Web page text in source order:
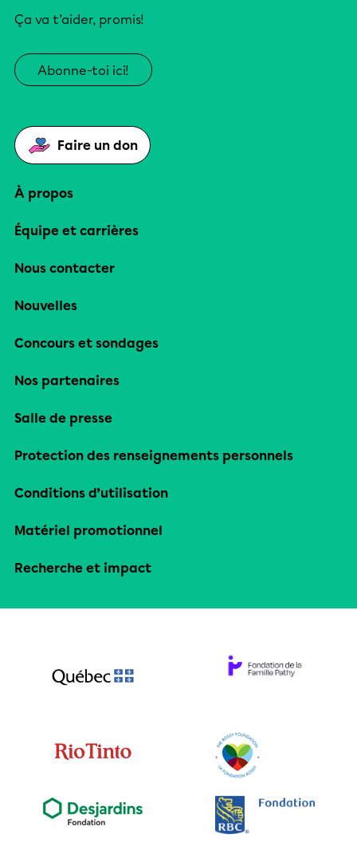
Ça va t’aider, promis!
Abonne-toi ici!
Faire un don
À propos
Équipe et carrières
Nous contacter
Nouvelles
Concours et sondages
Nos partenaires
Salle de presse
Protection des renseignements personnels
Conditions d’utilisation
Matériel promotionnel
Recherche et impact